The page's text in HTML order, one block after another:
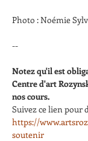
Photo : Noémie
--
Notez qu'il est
Centre d'art
nos cours.
Suivez ce lien pour
https://
soutenir